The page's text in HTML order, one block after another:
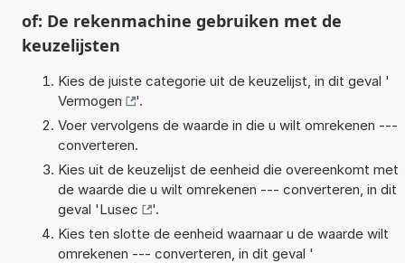
of: De rekenmachine gebruiken met de
keuzelijsten
Kies de juiste categorie uit de keuzelijst, in dit geval '
Vermogen
'.
Voer vervolgens de waarde in die u wilt omrekenen ---
converteren.
Kies uit de keuzelijst de eenheid die overeenkomt met
de waarde die u wilt omrekenen --- converteren, in dit
geval 'Lusec
'.
Kies ten slotte de eenheid waarnaar u de waarde wilt
omrekenen --- converteren, in dit geval '